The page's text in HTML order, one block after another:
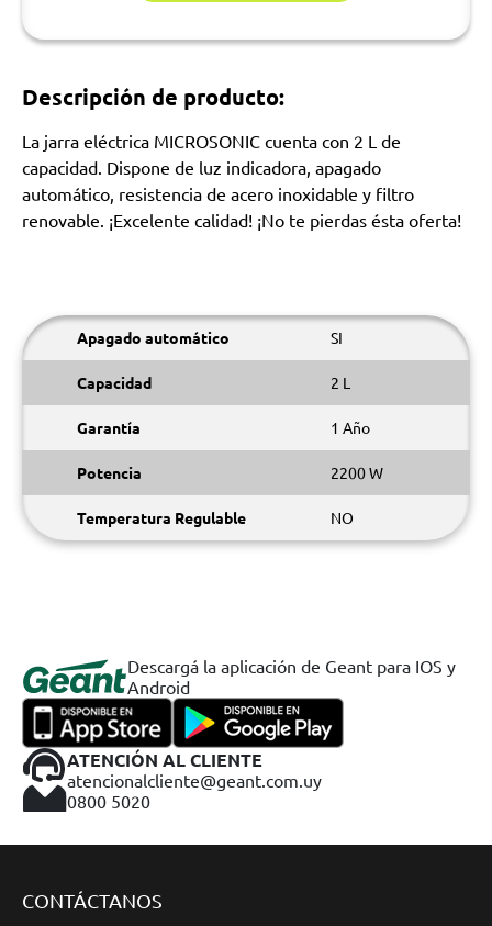
Descripción de producto:
La jarra eléctrica MICROSONIC cuenta con 2 L de
capacidad. Dispone de luz indicadora, apagado
automático, resistencia de acero inoxidable y filtro
renovable. ¡Excelente calidad! ¡No te pierdas ésta oferta!
Apagado automático SI
Capacidad 2 L
Garantía 1 Año
Potencia 2200 W
Temperatura Regulable NO
Descargá la aplicación de Geant para IOS y
Android
ATENCIÓN AL CLIENTE
atencionalcliente@geant.com.uy
0800 5020
CONTÁCTANOS